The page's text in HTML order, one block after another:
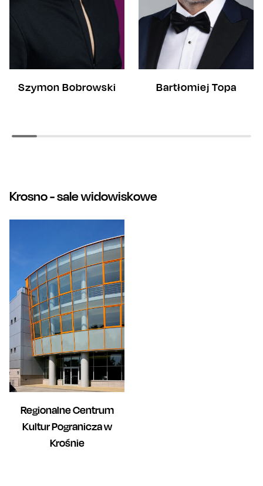
Szymon Bobrowski Bartłomiej Topa
Krosno- sale widowiskowe
Regionalne Centrum
Kultur Pogranicza w
Krośnie